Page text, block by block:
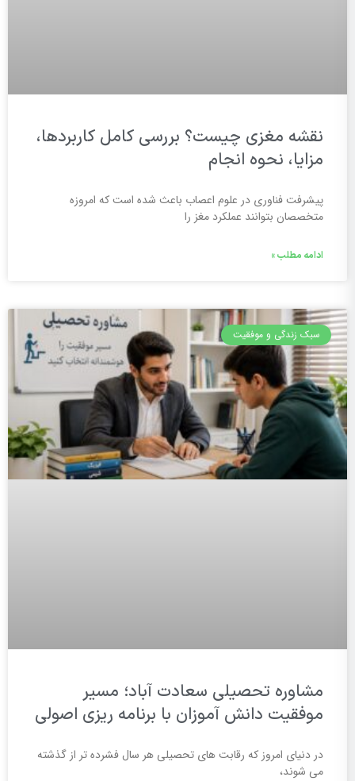
نقشه مغزی چیست؟ بررسی کامل کاربردها،
مزایا، نحوه انجام
پیشرفت فناوری در علوم اعصاب باعث شده است که امروزه
متخصصان بتوانند عملکرد مغز را
ادامه مطلب »
سبک زندگی و موفقیت
مشاوره تحصیلی سعادت آباد؛ مسیر
موفقیت دانش آموزان با برنامه ریزی اصولی
در دنیای امروز که رقابت های تحصیلی هر سال فشرده تر از گذشته
می شوند،